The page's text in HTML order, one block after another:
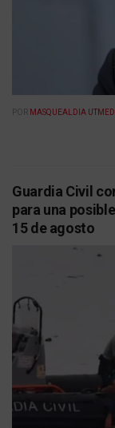
POR MASQUEALDIA
Guardia Civil
para una
15 de agosto